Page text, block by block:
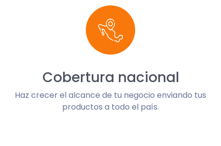
Cobertura nacional
Haz crecer el alcance de tu negocio enviando tus
productos a todo el país.